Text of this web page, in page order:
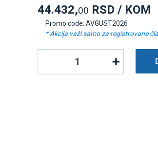
44.432,00 RSD / KOM
Promo code: AVGUST2026
* Akcija važi samo za registrovane